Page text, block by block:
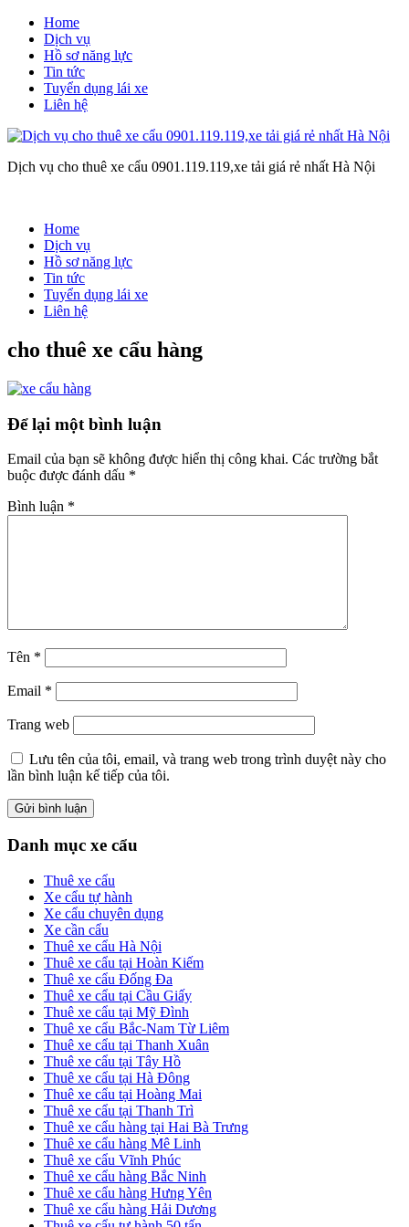
Home
Dịch vụ
Hồ sơ năng lực
Tin tức
Tuyển dụng lái xe
Liên hệ
Dịch vụ cho thuê xe cẩu 0901.119.119,xe tải giá rẻ nhất Hà Nội
Home
Dịch vụ
Hồ sơ năng lực
Tin tức
Tuyển dụng lái xe
Liên hệ
cho thuê xe cẩu hàng
Reader
Interactions
Để lại một bình luận
Email của bạn sẽ không được hiển thị công khai. Các trường bắt
buộc được đánh dấu *
Bình luận *
Tên *
Email *
Trang web
Lưu tên của tôi, email, và trang web trong trình duyệt này cho
lần bình luận kế tiếp của tôi.
Primary
Sidebar
Danh mục xe cẩu
Thuê xe cẩu
Xe cẩu tự hành
Xe cẩu chuyên dụng
Xe cần cẩu
Thuê xe cẩu Hà Nội
Thuê xe cẩu tại Hoàn Kiếm
Thuê xe cẩu Đống Đa
Thuê xe cẩu tại Cầu Giấy
Thuê xe cẩu tại Mỹ Đình
Thuê xe cẩu Bắc-Nam Từ Liêm
Thuê xe cẩu tại Thanh Xuân
Thuê xe cẩu tại Tây Hồ
Thuê xe cẩu tại Hà Đông
Thuê xe cẩu tại Hoàng Mai
Thuê xe cẩu tại Thanh Trì
Thuê xe cẩu hàng tại Hai Bà Trưng
Thuê xe cẩu hàng Mê Linh
Thuê xe cẩu Vĩnh Phúc
Thuê xe cẩu hàng Bắc Ninh
Thuê xe cẩu hàng Hưng Yên
Thuê xe cẩu hàng Hải Dương